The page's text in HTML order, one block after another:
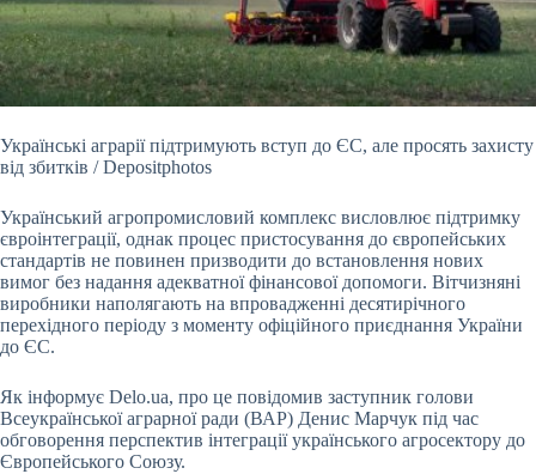
Українські аграрії підтримують вступ до ЄС, але просять захисту
від збитків / Depositphotos
Український агропромисловий комплекс висловлює підтримку
євроінтеграції, однак процес пристосування до європейських
стандартів не повинен призводити до встановлення нових
вимог без надання адекватної фінансової допомоги. Вітчизняні
виробники наполягають на впровадженні десятирічного
перехідного періоду з моменту офіційного приєднання України
до ЄС.
Як інформує Delo.ua, про це повідомив заступник голови
Всеукраїнської аграрної ради (ВАР) Денис Марчук під час
обговорення перспектив інтеграції українського агросектору до
Європейського Союзу.